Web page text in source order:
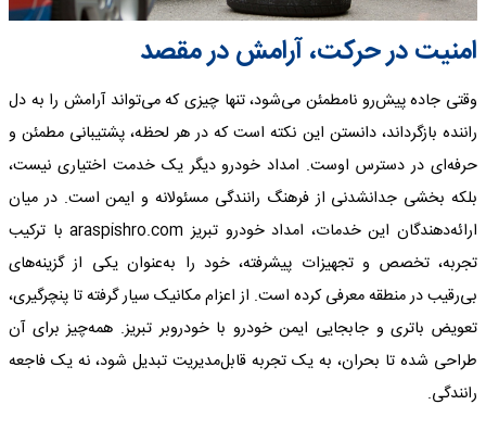
امنیت در حرکت، آرامش در مقصد
وقتی جاده پیش‌رو نامطمئن می‌شود، تنها چیزی که می‌تواند آرامش را به دل
راننده بازگرداند، دانستن این نکته است که در هر لحظه، پشتیبانی مطمئن و
حرفه‌ای در دسترس اوست. امداد خودرو دیگر یک خدمت اختیاری نیست،
بلکه بخشی جدانشدنی از فرهنگ رانندگی مسئولانه و ایمن است. در میان
ارائه‌دهندگان این خدمات، امداد خودرو تبریز araspishro.com با ترکیب
تجربه، تخصص و تجهیزات پیشرفته، خود را به‌عنوان یکی از گزینه‌های
بی‌رقیب در منطقه معرفی کرده است. از اعزام مکانیک سیار گرفته تا پنچرگیری،
تعویض باتری و جابجایی ایمن خودرو با خودروبر تبریز. همه‌چیز برای آن
طراحی شده تا بحران، به یک تجربه‌ قابل‌مدیریت تبدیل شود، نه یک فاجعه
رانندگی.